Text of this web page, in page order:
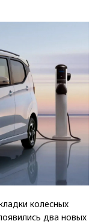
колесных
два новых